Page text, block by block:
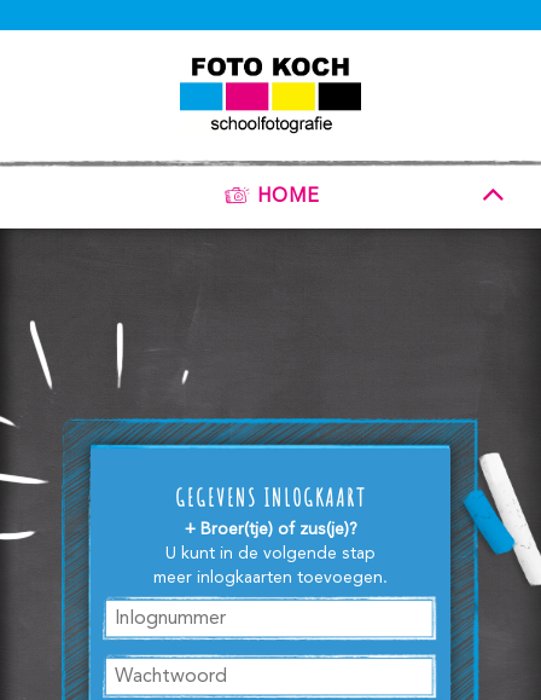
HOME
GEGEVENS INLOGKAART
+ Broer(tje) of zus(je)?
U kunt in de volgende stap
meer inlogkaarten toevoegen.